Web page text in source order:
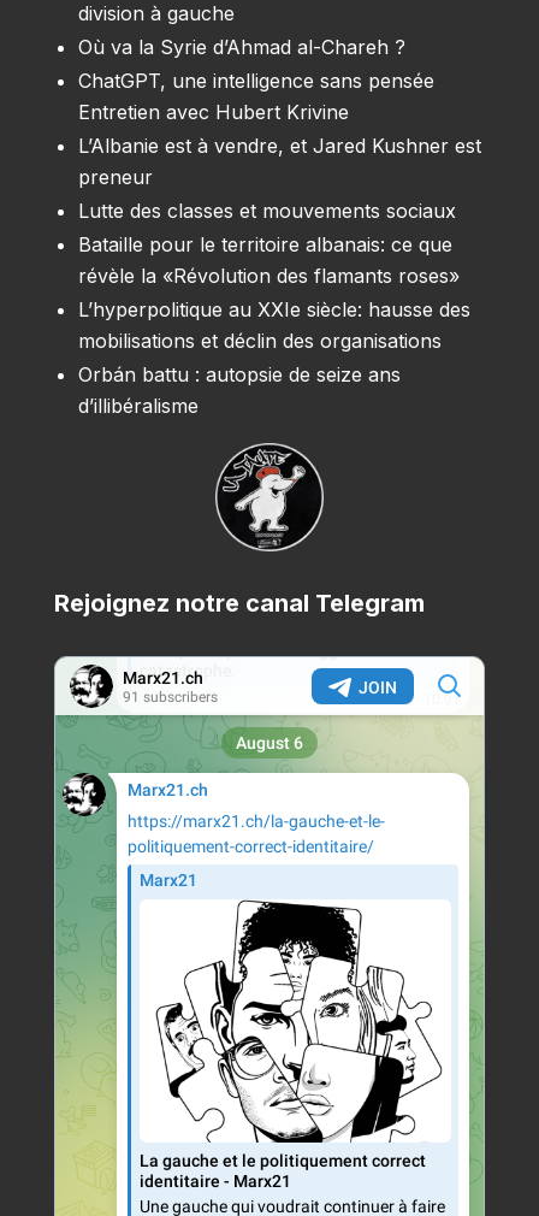
division à gauche
Où va la Syrie d’Ahmad al-Chareh ?
ChatGPT, une intelligence sans pensée
Entretien avec Hubert Krivine
L’Albanie est à vendre, et Jared Kushner est
preneur
Lutte des classes et mouvements sociaux
Bataille pour le territoire albanais: ce que
révèle la «Révolution des flamants roses»
L’hyperpolitique au XXIe siècle: hausse des
mobilisations et déclin des organisations
Orbán battu : autopsie de seize ans
d’illibéralisme
Rejoignez notre canal Telegram